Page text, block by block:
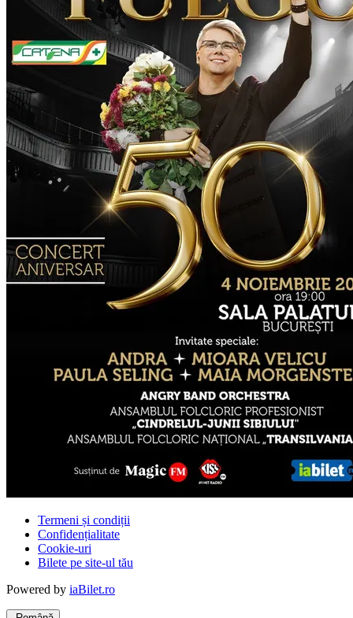
Termeni și condiții
Confidențialitate
Cookie-uri
Bilete pe site-ul tău
Powered by iaBilet.ro